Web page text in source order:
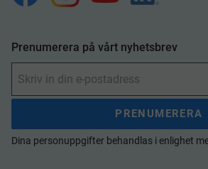
Prenumerera på vårt nyhetsbrev
PRENUMERERA
Dina personuppgifter behandlas i enlighet